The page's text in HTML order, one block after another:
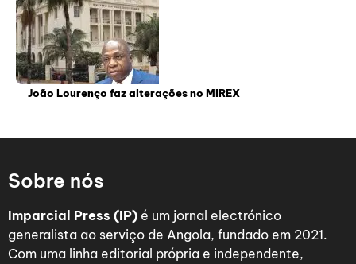
João Lourenço faz alterações no MIREX
Sobre nós
Imparcial Press (IP) é um jornal electrónico
generalista ao serviço de Angola, fundado em 2021.
Com uma linha editorial própria e independente,